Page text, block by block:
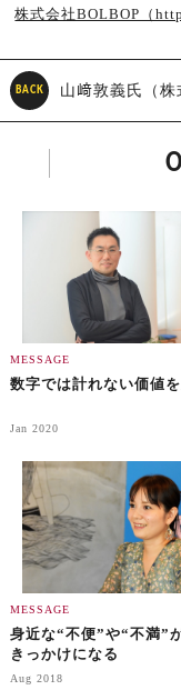
株式会社BOLBOP（
BACK 山﨑敦義氏（株
MESSAGE
数字では計れない価値
Jan 2020
MESSAGE
身近な“不便”や“不満”
きっかけになる
Aug 2018